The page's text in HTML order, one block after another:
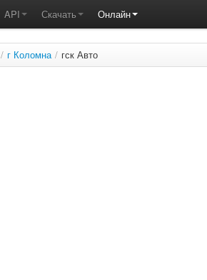
API Скачать Онлайн
/ г Коломна / гск Авто